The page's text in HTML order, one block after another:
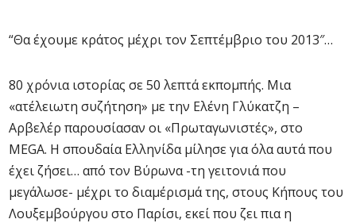
“Θα έχουμε κράτος μέχρι τον Σεπτέμβριο του 2013″…
80 χρόνια ιστορίας σε 50 λεπτά εκπομπής. Μια
«ατέλειωτη συζήτηση» με την Ελένη Γλύκατζη –
Αρβελέρ παρουσίασαν οι «Πρωταγωνιστές», στο
MEGA. Η σπουδαία Ελληνίδα μίλησε για όλα αυτά που
έχει ζήσει… από τον Βύρωνα -τη γειτονιά που
μεγάλωσε- μέχρι το διαμέρισμά της, στους Κήπους του
Λουξεμβούργου στο Παρίσι, εκεί που ζει πια η